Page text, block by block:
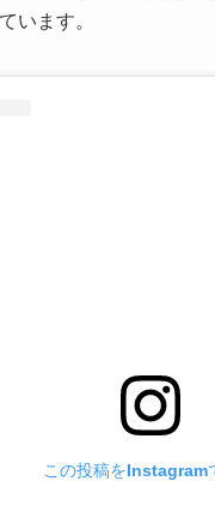
います。
この投稿をInstagram